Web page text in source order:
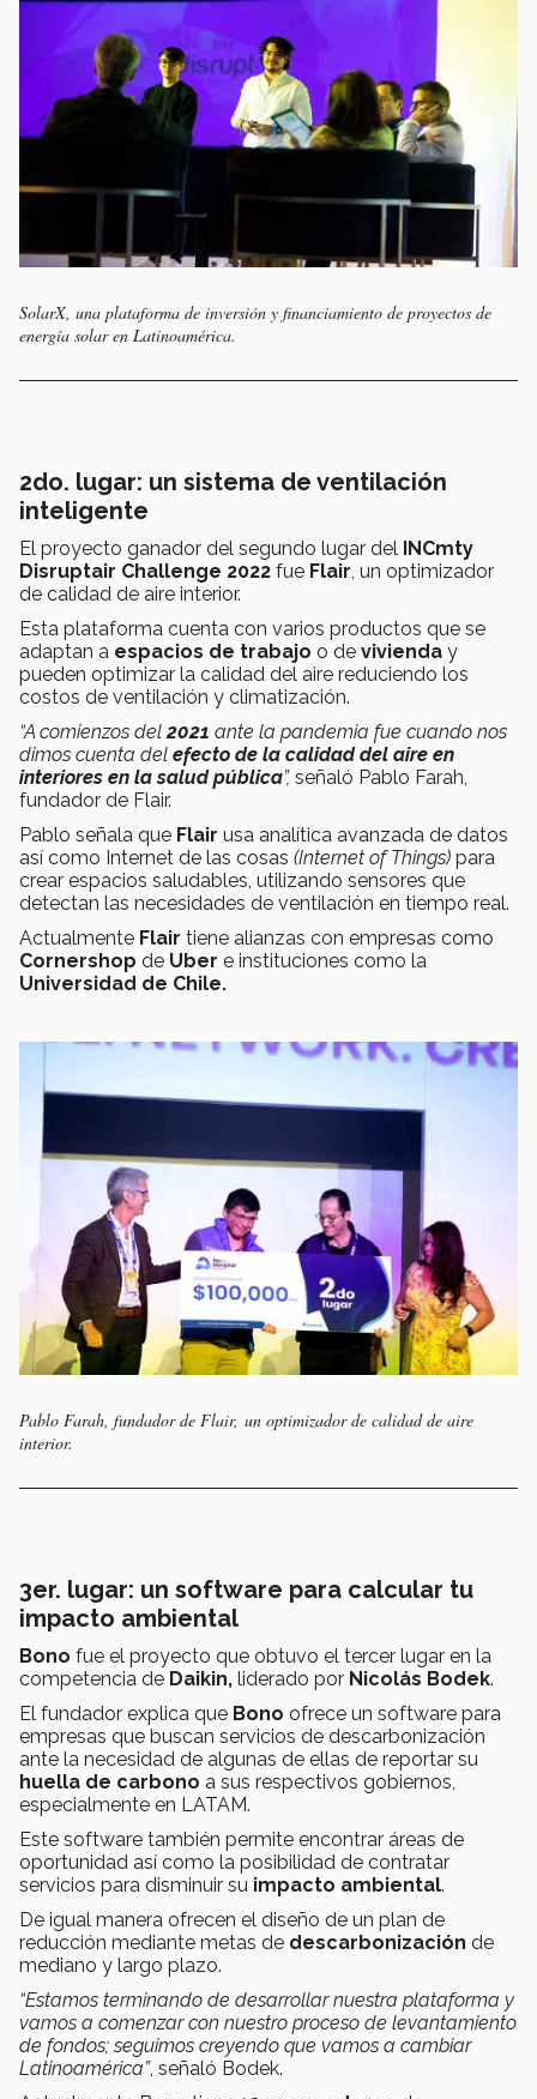
SolarX, una plataforma de inversión y financiamiento de proyectos de
energía solar en Latinoamérica.
2do. lugar: un sistema de ventilación
inteligente
El proyecto ganador del segundo lugar del INCmty
Disruptair Challenge 2022 fue Flair, un optimizador
de calidad de aire interior.
Esta plataforma cuenta con varios productos que se
adaptan a espacios de trabajo o de vivienda y
pueden optimizar la calidad del aire reduciendo los
costos de ventilación y climatización.
“A comienzos del2021 ante la pandemia fue cuando nos
dimos cuenta del efecto de la calidad del aire en
interiores en la salud pública”, señaló Pablo Farah,
fundador de Flair.
Pablo señala que Flair usa analítica avanzada de datos
así como Internet de las cosas (Internet of Things) para
crear espacios saludables, utilizando sensores que
detectan las necesidades de ventilación en tiempo real.
Actualmente Flair tiene alianzas con empresas como
Cornershop de Uber e instituciones como la
Universidad de Chile.
Pablo Farah, fundador de Flair, un optimizador de calidad de aire
interior.
3er. lugar: un software para calcular tu
impacto ambiental
Bono fue el proyecto que obtuvo el tercer lugar en la
competencia de Daikin, liderado por Nicolás Bodek.
El fundador explica que Bono ofrece un software para
empresas que buscan servicios de descarbonización
ante la necesidad de algunas de ellas de reportar su
huella de carbono a sus respectivos gobiernos,
especialmente en LATAM.
Este software también permite encontrar áreas de
oportunidad así como la posibilidad de contratar
servicios para disminuir su impacto ambiental.
De igual manera ofrecen el diseño de un plan de
reducción mediante metas de descarbonización de
mediano y largo plazo.
“Estamos terminando de desarrollar nuestra plataforma y
vamos a comenzar con nuestro proceso de levantamiento
de fondos; seguimos creyendo que vamos a cambiar
Latinoamérica”, señaló Bodek.